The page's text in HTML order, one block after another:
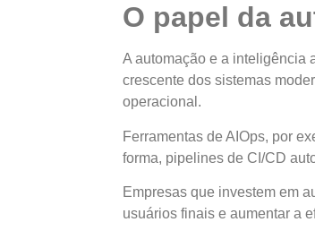
O papel da
A automação e a inteligência
crescente dos sistemas
operacional.
Ferramentas de AIOps, por
forma, pipelines de CI/CD
Empresas que investem em
usuários finais e aumentar a